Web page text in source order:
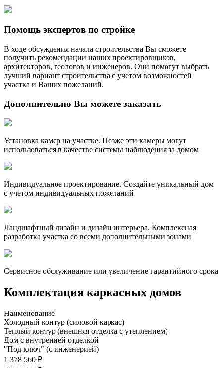
Помощь экспертов по стройке
В ходе обсуждения начала строительства Вы сможете
получить рекомендации наших проектировщиков,
архитекторов, геологов и инженеров. Они помогут выбрать
лучший вариант строительства с учетом возможностей
участка и Ваших пожеланий.
Дополнительно Вы можете заказать
Установка камер на участке. Позже эти камеры могут
использоваться в качестве системы наблюдения за домом
Индивидуальное проектирование. Создайте уникальный дом
с учетом индивидуальных пожеланий
Ландшафтный дизайн и дизайн интерьера. Комплексная
разработка участка со всеми дополнительными зонами
Сервисное обслуживание или увеличение гарантийного срока
Комплектация каркасных домов
Наименование
Холодный контур (силовой каркас)
Теплый контур (внешняя отделка с утеплением)
Дом с внутренней отделкой
"Под ключ" (с инженерией)
1 378 560 ₽